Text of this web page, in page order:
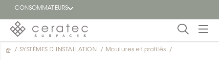
CONSOMMATEURS
En
/ SYSTÈMES D'INSTALLATION / Moulures et profilés /